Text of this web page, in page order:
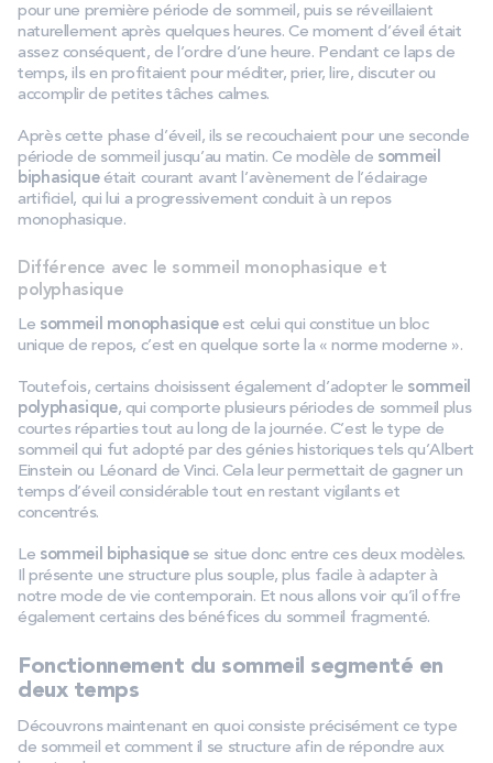
pour une première période de sommeil, puis se réveillaient
naturellement après quelques heures. Ce moment d’éveil était
assez conséquent, de l’ordre d’une heure. Pendant ce laps de
temps, ils en profitaient pour méditer, prier, lire, discuter ou
accomplir de petites tâches calmes.
Après cette phase d’éveil, ils se recouchaient pour une seconde
période de sommeil jusqu’au matin. Ce modèle de sommeil
biphasiqueétait courant avant l’avènement de l’éclairage
artificiel, qui lui a progressivement conduit à un repos
monophasique.
Différence avec le sommeil monophasique et
polyphasique
Le sommeil monophasiqueest celui qui constitue un bloc
unique de repos, c’est en quelque sorte la « norme moderne ».
Toutefois, certains choisissent également d’adopter le sommeil
polyphasique, qui comporte plusieurs périodes de sommeil plus
courtes réparties tout au long de la journée. C’est le type de
sommeil qui fut adopté par des génies historiques tels qu’Albert
Einstein ou Léonard de Vinci. Cela leur permettait de gagner un
temps d’éveil considérable tout en restant vigilants et
concentrés.
Le sommeil biphasiquese situe donc entre ces deux modèles.
Il présente une structure plus souple, plus facile à adapter à
notre mode de vie contemporain. Et nous allons voir qu’il offre
également certains des bénéfices du sommeil fragmenté.
Fonctionnement du sommeil segmenté en
deux temps
Découvrons maintenant en quoi consiste précisément ce type
de sommeil et comment il se structure afin de répondre aux